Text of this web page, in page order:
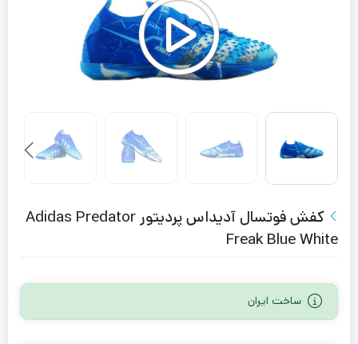
کفش فوتسال آدیداس پردیتور Adidas Predator
Freak Blue White
ساخت ایران